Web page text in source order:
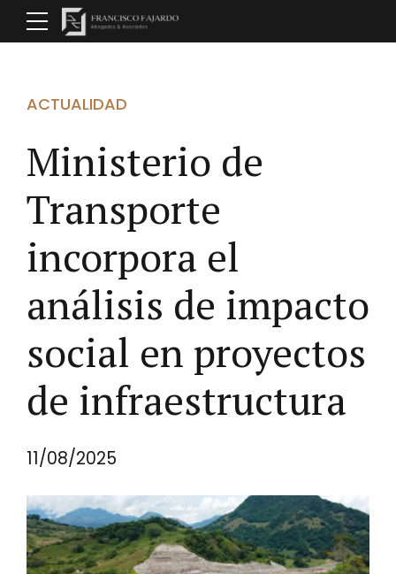
ACTUALIDAD
Ministerio de
Transporte
incorpora el
análisis de impacto
social en proyectos
de infraestructura
11/08/2025